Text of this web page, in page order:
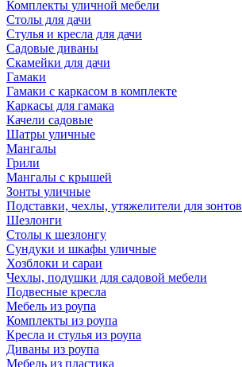
Комплекты уличной мебели
Столы для дачи
Стулья и кресла для дачи
Садовые диваны
Скамейки для дачи
Гамаки
Гамаки с каркасом в комплекте
Каркасы для гамака
Качели садовые
Шатры уличные
Мангалы
Грили
Мангалы с крышей
Зонты уличные
Подставки, чехлы, утяжелители для зонтов
Шезлонги
Столы к шезлонгу
Сундуки и шкафы уличные
Хозблоки и сараи
Чехлы, подушки для садовой мебели
Подвесные кресла
Мебель из роупа
Комплекты из роупа
Кресла и стулья из роупа
Диваны из роупа
Мебель из пластика